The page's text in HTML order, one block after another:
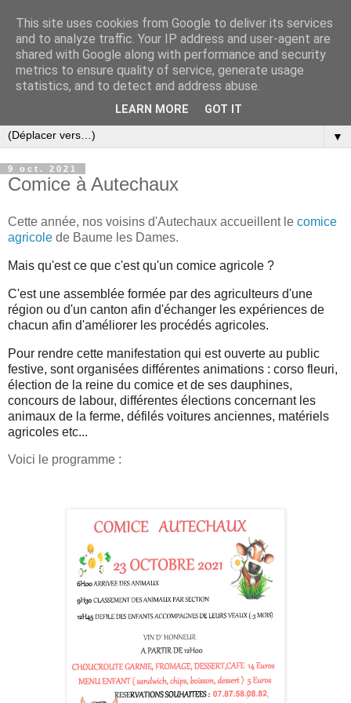
▼
9 oct. 2021
Comice à Autechaux
Cette année, nos voisins d'Autechaux accueillent le comice
agricole de Baume les Dames.
Mais qu'est ce que c'est qu'un comice agricole ?
C'est une assemblée formée par des agriculteurs d'une
région ou d'un canton afin d'échanger les expériences de
chacun afin d'améliorer les procédés agricoles.
Pour rendre cette manifestation qui est ouverte au public
festive, sont organisées différentes animations : corso fleuri,
élection de la reine du comice et de ses dauphines,
concours de labour, différentes élections concernant les
animaux de la ferme, défilés voitures anciennes, matériels
agricoles etc...
Voici le programme :
This site uses cookies from Google to deliver its services
and to analyze traffic. Your IP address and user-agent are
shared with Google along with performance and security
metrics to ensure quality of service, generate usage
statistics, and to detect and address abuse.
LEARN MORE GOT IT